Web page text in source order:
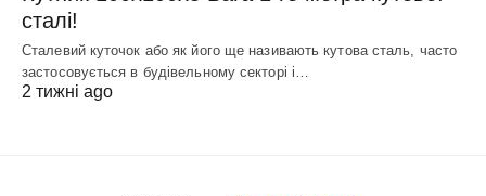
сталі!
Сталевий куточок або як його ще називають кутова сталь, часто
застосовується в будівельному секторі і…
2 тижні ago